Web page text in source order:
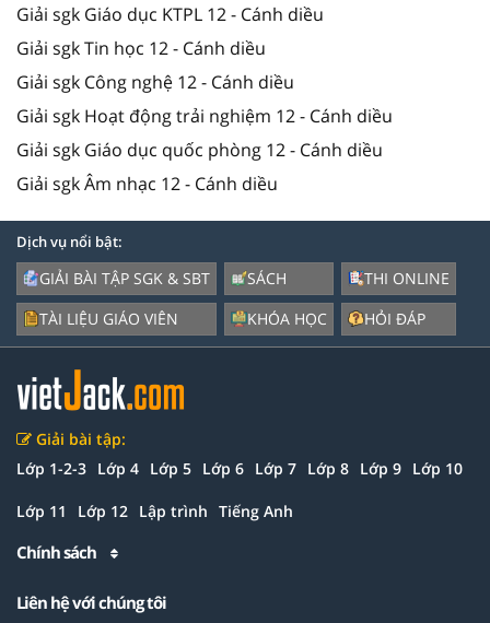
Giải sgk Giáo dục KTPL 12 - Cánh diều
Giải sgk Tin học 12 - Cánh diều
Giải sgk Công nghệ 12 - Cánh diều
Giải sgk Hoạt động trải nghiệm 12 - Cánh diều
Giải sgk Giáo dục quốc phòng 12 - Cánh diều
Giải sgk Âm nhạc 12 - Cánh diều
Dịch vụ nổi bật:
GIẢI BÀI TẬP SGK & SBT
TÀI LIỆU GIÁO VIÊN
SÁCH
KHÓA HỌC
THI ONLINE
HỎI ĐÁP
Giải bài tập:
Lớp 1-2-3 Lớp 4 Lớp 5 Lớp 6 Lớp 7 Lớp 8 Lớp 9 Lớp 10
Lớp 11 Lớp 12 Lập trình Tiếng Anh
Chính sách
Liên hệ với chúng tôi